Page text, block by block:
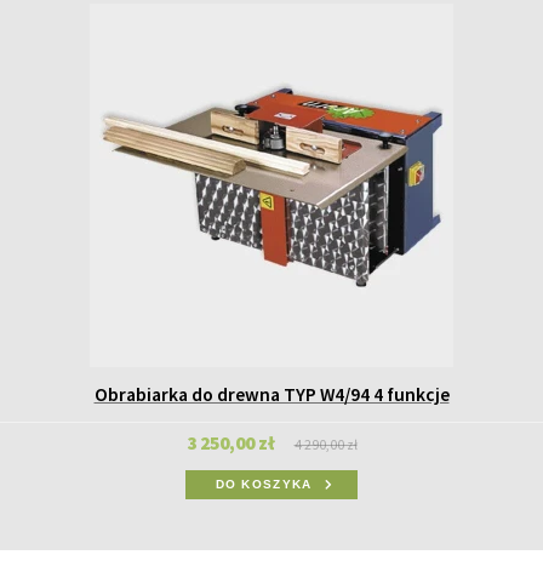
Obrabiarka do drewna TYP W4/94 4 funkcje
3 250,00 zł 4 290,00 zł
DO KOSZYKA